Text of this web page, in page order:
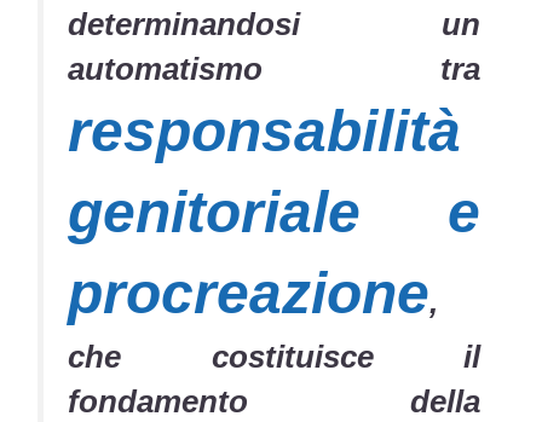
determinandosi un
automatismo tra
responsabilità
genitoriale e
procreazione,
che costituisce il
fondamento della